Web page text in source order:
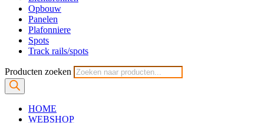
Opbouw
Panelen
Plafonniere
Spots
Track rails/spots
Producten zoeken
HOME
WEBSHOP